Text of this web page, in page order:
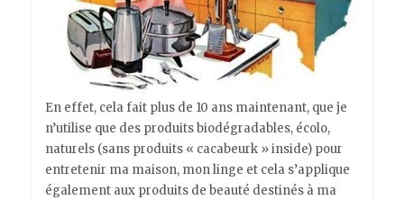
En effet, cela fait plus de 10 ans maintenant, que je
n’utilise que des produits biodégradables, écolo,
naturels (sans produits « cacabeurk » inside) pour
entretenir ma maison, mon linge et cela s’applique
également aux produits de beauté destinés à ma